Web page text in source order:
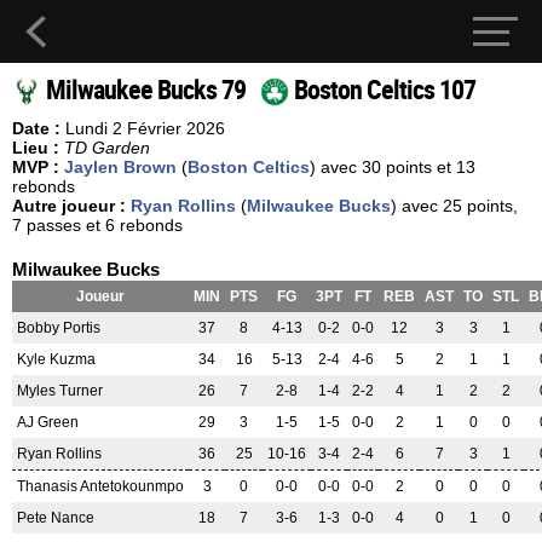
Milwaukee Bucks 79 Boston Celtics 107
Date : Lundi 2 Février 2026
Lieu : TD Garden
MVP : Jaylen Brown (Boston Celtics) avec 30 points et 13
rebonds
Autre joueur : Ryan Rollins (Milwaukee Bucks) avec 25 points,
7 passes et 6 rebonds
Milwaukee Bucks
Joueur MIN PTS FG 3PT FT REB AST TO STL
Bobby Portis
37 8 4-13 0-2 0-0 12 3 3 1
Kyle Kuzma
34 16 5-13 2-4 4-6 5 2 1 1
Myles Turner
26 7 2-8 1-4 2-2 4 1 2 2
AJ Green
29 3 1-5 1-5 0-0 2 1 0 0
Ryan Rollins
36 25 10-16 3-4 2-4 6 7 3 1
Thanasis Antetokounmpo
3 0 0-0 0-0 0-0 2 0 0 0
Pete Nance
18 7 3-6 1-3 0-0 4 0 1 0